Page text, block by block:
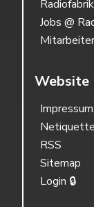
Jobs @
Website
Netiquette
RSS
Sitemap
Login 🔒